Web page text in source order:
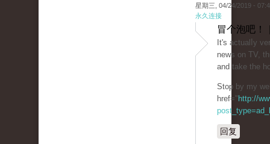
星期三, 04/24/2019 -
永久连接
冒个泡吧！
It's actuаlⅼy
news on TV,
and take the
Stop by my
href=" http://
回复